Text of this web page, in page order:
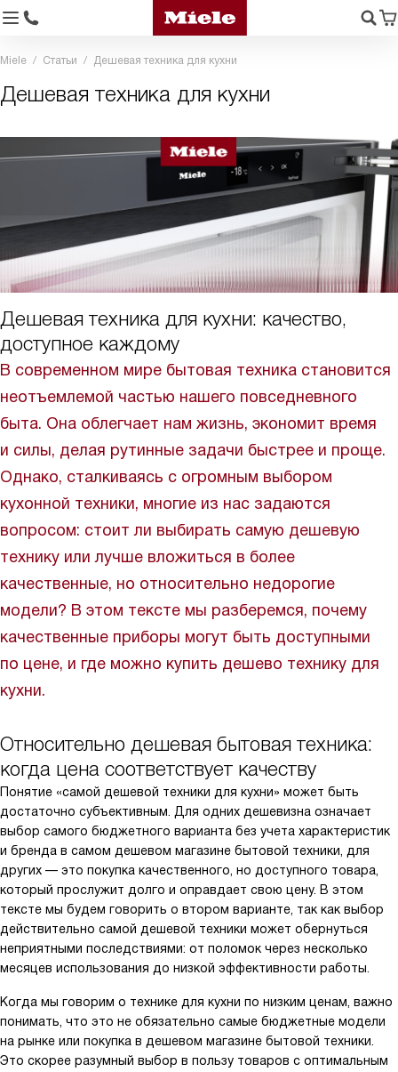
Miele Статьи Дешевая техника для кухни
Дешевая техника для кухни
Дешевая техника для кухни: качество,
доступное каждому
В современном мире бытовая техника становится
неотъемлемой частью нашего повседневного
быта. Она облегчает нам жизнь, экономит время
и силы, делая рутинные задачи быстрее и проще.
Однако, сталкиваясь с огромным выбором
кухонной техники, многие из нас задаются
вопросом: стоит ли выбирать самую дешевую
технику или лучше вложиться в более
качественные, но относительно недорогие
модели? В этом тексте мы разберемся, почему
качественные приборы могут быть доступными
по цене, и где можно купить дешево технику для
кухни.
Относительно дешевая бытовая техника:
когда цена соответствует качеству
Понятие «самой дешевой техники для кухни» может быть
достаточно субъективным. Для одних дешевизна означает
выбор самого бюджетного варианта без учета характеристик
и бренда в самом дешевом магазине бытовой техники, для
других — это покупка качественного, но доступного товара,
который прослужит долго и оправдает свою цену. В этом
тексте мы будем говорить о втором варианте, так как выбор
действительно самой дешевой техники может обернуться
неприятными последствиями: от поломок через несколько
месяцев использования до низкой эффективности работы.
Когда мы говорим о технике для кухни по низким ценам, важно
понимать, что это не обязательно самые бюджетные модели
на рынке или покупка в дешевом магазине бытовой техники.
Это скорее разумный выбор в пользу товаров с оптимальным